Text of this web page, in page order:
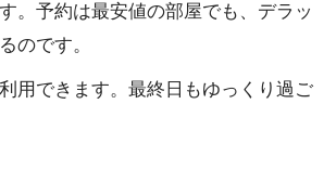
。予約は最安値の部屋でも、デラッ
のです。
用できます。最終日もゆっくり過ご